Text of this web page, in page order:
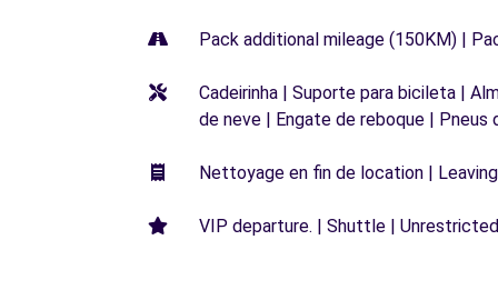
Pack additional mileage (150KM) |
Cadeirinha | Suporte para bicileta |
de neve | Engate de reboque | Pneus
Nettoyage en fin de location |
VIP departure. | Shuttle |